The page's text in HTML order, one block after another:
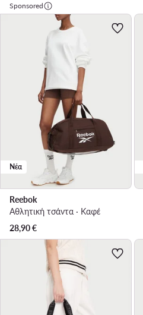
Sponsored
Νέα
Reebok
Αθλητική τσάντα · Καφέ
28,90€